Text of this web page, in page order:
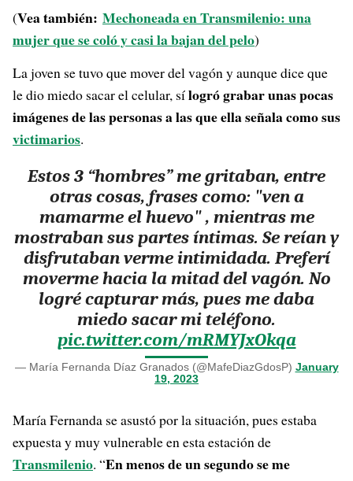
(Vea también: Mechoneada en Transmilenio: una
mujer que se coló y casi la bajan del pelo)
La joven se tuvo que mover del vagón y aunque dice que
le dio miedo sacar el celular, sílogró grabar unas pocas
imágenes de las personas a las que ella señala como sus
victimarios.
Estos 3 “hombres” me gritaban, entre
otras cosas, frases como: "ven a
mamarme el huevo" , mientras me
mostraban sus partes íntimas. Se reían y
disfrutaban verme intimidada. Preferí
moverme hacia la mitad del vagón. No
logré capturar más, pues me daba
miedo sacar mi teléfono.
pic.twitter.com/mRMYJxOkqa
— María Fernanda Díaz Granados (@MafeDiazGdosP) January
19, 2023
María Fernanda se asustó por la situación, pues estaba
expuesta y muy vulnerable en esta estación de
Transmilenio. “En menos de un segundo se me